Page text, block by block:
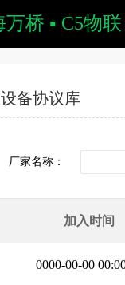
万桥 ▪ C5物联
设备协议库
厂家名称：
加入时间
0000-00-00